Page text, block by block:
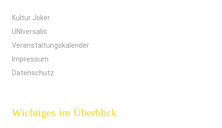
Kultur Joker
UNIversalis
Veranstaltungskalender
Impressum
Datenschutz
Wichtiges im Überblick